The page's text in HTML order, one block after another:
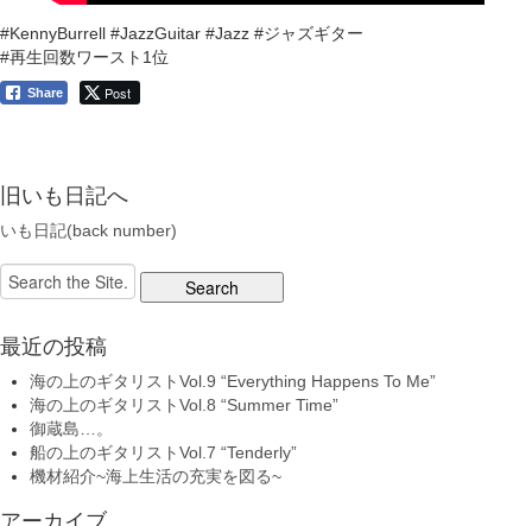
#KennyBurrell #JazzGuitar #Jazz #ジャズギター
#再生回数ワースト1位
Share Post
旧いも日記へ
いも日記(back number)
Search
for:
最近の投稿
海の上のギタリストVol.9 “Everything Happens To Me”
海の上のギタリストVol.8 “Summer Time”
御蔵島…。
船の上のギタリストVol.7 “Tenderly”
機材紹介~海上生活の充実を図る~
アーカイブ